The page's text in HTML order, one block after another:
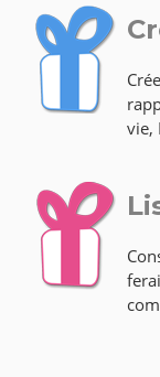
vie,